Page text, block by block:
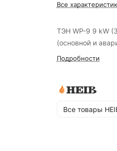
Все
ТЭН WP-9 9 kW
(основной и
Подробности
Все товары